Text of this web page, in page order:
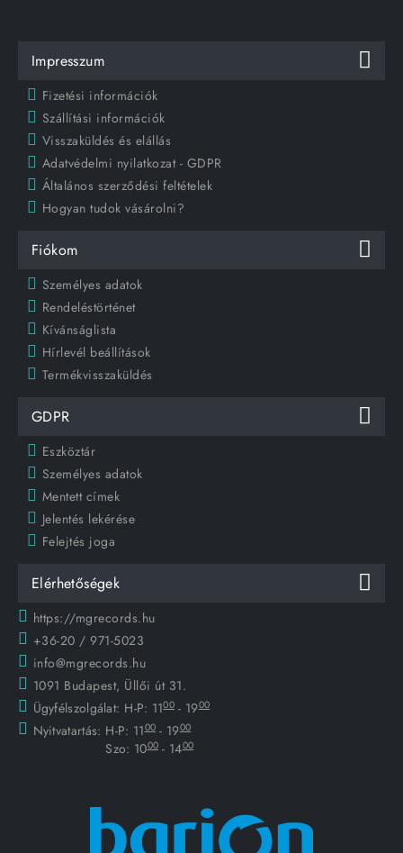
Impresszum
Fizetési információk
Szállítási információk
Visszaküldés és elállás
Adatvédelmi nyilatkozat - GDPR
Általános szerződési feltételek
Hogyan tudok vásárolni?
Fiókom
Személyes adatok
Rendeléstörténet
Kívánságlista
Hírlevél beállítások
Termékvisszaküldés
GDPR
Eszköztár
Személyes adatok
Mentett címek
Jelentés lekérése
Felejtés joga
Elérhetőségek
https://mgrecords.hu
+36-20 / 971-5023
info@mgrecords.hu
1091 Budapest, Üllői út 31.
Ügyfélszolgálat: H-P: 1100 - 1900
Nyitvatartás: H-P: 1100 - 1900
Szo: 1000 - 1400